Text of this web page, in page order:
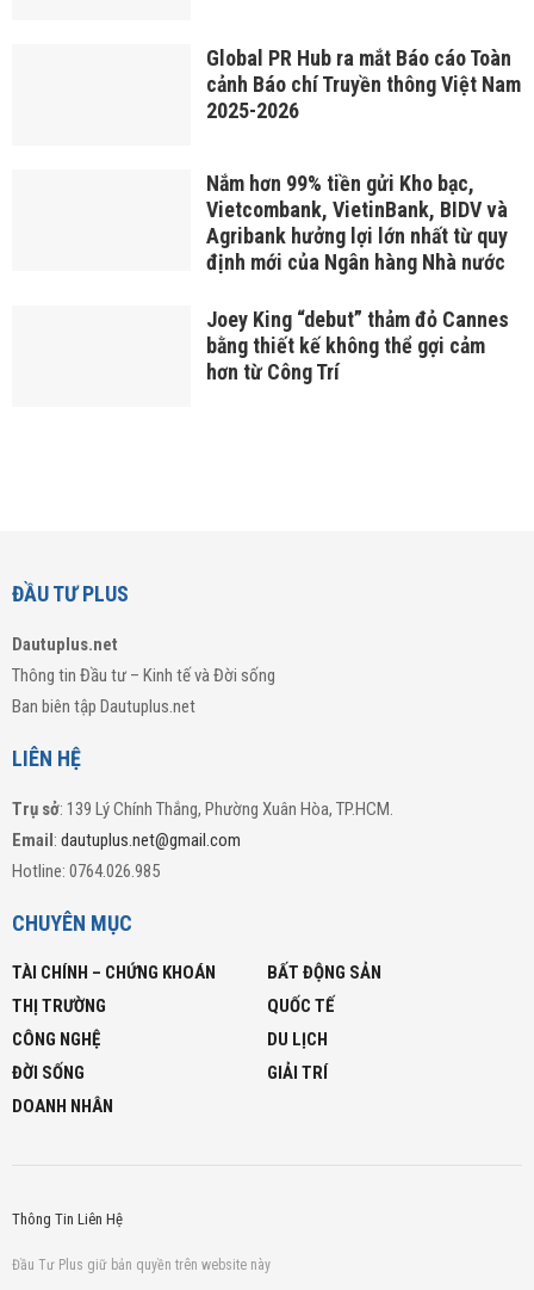
Global PR Hub ra mắt Báo cáo Toàn
cảnh Báo chí Truyền thông Việt Nam
2025-2026
Nắm hơn 99% tiền gửi Kho bạc,
Vietcombank, VietinBank, BIDV và
Agribank hưởng lợi lớn nhất từ quy
định mới của Ngân hàng Nhà nước
Joey King “debut” thảm đỏ Cannes
bằng thiết kế không thể gợi cảm
hơn từ Công Trí
ĐẦU TƯ PLUS
Dautuplus.net
Thông tin Đầu tư – Kinh tế và Đời sống
Ban biên tập Dautuplus.net
LIÊN HỆ
Trụ sở: 139 Lý Chính Thắng, Phường Xuân Hòa, TP.HCM.
Email: dautuplus.net@gmail.com
Hotline: 0764.026.985
CHUYÊN MỤC
TÀI CHÍNH – CHỨNG KHOÁN
BẤT ĐỘNG SẢN
THỊ TRƯỜNG
QUỐC TẾ
CÔNG NGHỆ
DU LỊCH
ĐỜI SỐNG
GIẢI TRÍ
DOANH NHÂN
Thông Tin Liên Hệ
Đầu Tư Plus giữ bản quyền trên website này